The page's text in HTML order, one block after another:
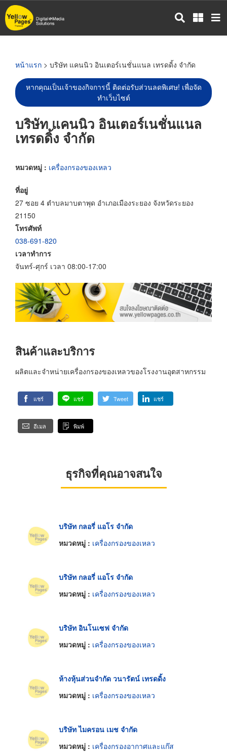
ข้าม
ไป
หน้าแรก > บริษัท แคนนิว อินเตอร์เนชั่นแนล เทรดดิ้ง จำกัด
หากคุณเป็นเจ้าของกิจการนี้ ติดต่อรับส่วนลดพิเศษ! เพื่อจัด
ทำเว็บไซต์
บริษัท แคนนิว อินเตอร์เนชั่นแนล
เทรดดิ้ง จำกัด
หมวดหมู่ : เครื่องกรองของเหลว
ที่อยู่
27 ซอย 4 ตำบลมาบตาพุด อำเภอเมืองระยอง จังหวัดระยอง
21150
โทรศัพท์
038-691-820
เวลาทำการ
จันทร์-ศุกร์ เวลา 08:00-17:00
สินค้าและบริการ
ผลิตและจำหน่ายเครื่องกรองของเหลวของโรงงานอุตสาหกรรม
แชร์ แชร์ Tweet แชร์
อีเมล พิมพ์
ธุรกิจที่คุณอาจสนใจ
บริษัท กลอรี่ แอโร จำกัด
หมวดหมู่ : เครื่องกรองของเหลว
บริษัท กลอรี่ แอโร จำกัด
หมวดหมู่ : เครื่องกรองของเหลว
บริษัท อินโนเซฟ จำกัด
หมวดหมู่ : เครื่องกรองของเหลว
ห้างหุ้นส่วนจำกัด วนารัตน์ เทรดดิ้ง
หมวดหมู่ : เครื่องกรองของเหลว
บริษัท ไมครอน เมช จำกัด
หมวดหมู่ : เครื่องกรองอากาศและแก๊ส